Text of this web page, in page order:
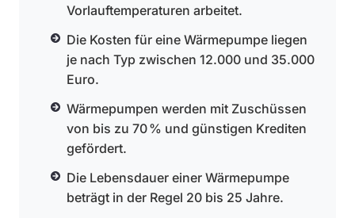
Vorlauftemperaturen arbeitet.
Die Kosten für eine Wärmepumpe liegen
je nach Typ zwischen 12.000 und 35.000
Euro.
Wärmepumpen werden mit Zuschüssen
von bis zu 70 % und günstigen Krediten
gefördert.
Die Lebensdauer einer Wärmepumpe
beträgt in der Regel 20 bis 25 Jahre.